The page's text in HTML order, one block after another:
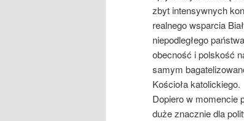
zbyt intensywnych
realnego wsparcia
niepodległego
obecność i polskość
samym
Kościoła katolickiego.
Dopiero w momencie
duże znacznie dla